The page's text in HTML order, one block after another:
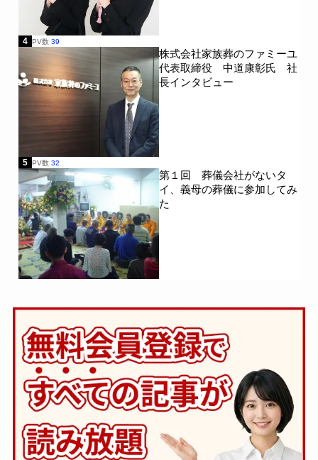
4 PV数 39
株式会社家族葬のファミーユ
代表取締役 中道康彰氏 社
長インタビュー
5 PV数 32
第１回 葬儀会社がないタ
イ、義母の葬儀に参加してみ
た